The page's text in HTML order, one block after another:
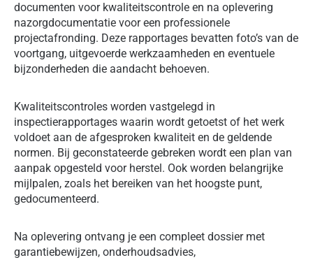
documenten voor kwaliteitscontrole en na oplevering
nazorgdocumentatie voor een professionele
projectafronding. Deze rapportages bevatten foto’s van de
voortgang, uitgevoerde werkzaamheden en eventuele
bijzonderheden die aandacht behoeven.
Kwaliteitscontroles worden vastgelegd in
inspectierapportages waarin wordt getoetst of het werk
voldoet aan de afgesproken kwaliteit en de geldende
normen. Bij geconstateerde gebreken wordt een plan van
aanpak opgesteld voor herstel. Ook worden belangrijke
mijlpalen, zoals het bereiken van het hoogste punt,
gedocumenteerd.
Na oplevering ontvang je een compleet dossier met
garantiebewijzen, onderhoudsadvies,